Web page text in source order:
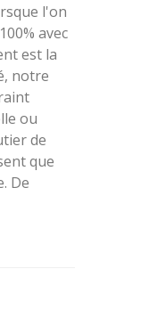
l'on
avec
est la
notre
ou
de
que
De